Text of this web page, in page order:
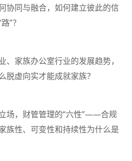
协同与融合，如何建立彼此的信
”？
、家族办公室行业的发展趋势，
脱虚向实才能成就家族？
场，财管管理的“六性”——合规
族性、可变性和持续性为什么是